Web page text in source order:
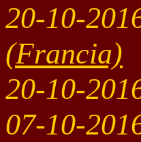
20-10-
(Francia)
20-10-
07-10-